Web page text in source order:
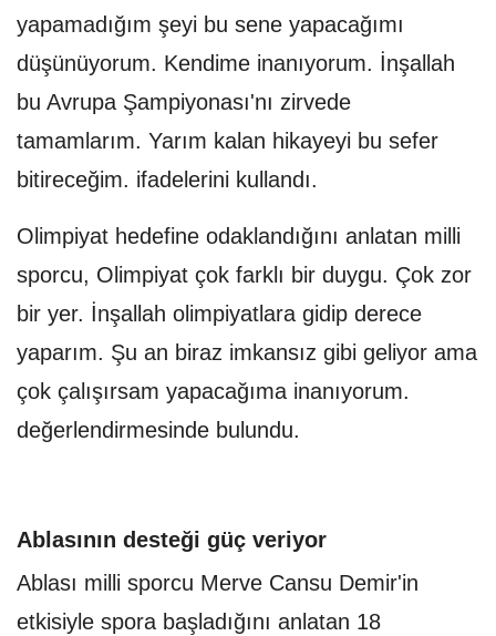
yapamadığım şeyi bu sene yapacağımı
düşünüyorum. Kendime inanıyorum. İnşallah
bu Avrupa Şampiyonası'nı zirvede
tamamlarım. Yarım kalan hikayeyi bu sefer
bitireceğim. ifadelerini kullandı.
Olimpiyat hedefine odaklandığını anlatan milli
sporcu, Olimpiyat çok farklı bir duygu. Çok zor
bir yer. İnşallah olimpiyatlara gidip derece
yaparım. Şu an biraz imkansız gibi geliyor ama
çok çalışırsam yapacağıma inanıyorum.
değerlendirmesinde bulundu.
Ablasının desteği güç veriyor
Ablası milli sporcu Merve Cansu Demir'in
etkisiyle spora başladığını anlatan 18